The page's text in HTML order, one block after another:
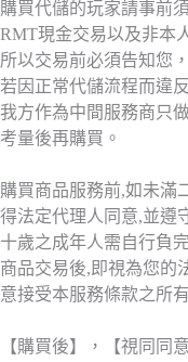
購買代儲的玩家請事前
RMT現金交易以及非本
所以交易前必須告知您
若因正常代儲流程而違
我方作為中間服務商只
考量後再購買。
購買商品服務前,如未滿
得法定代理人同意,並遵
十歲之成年人需自行負
商品交易後,即視為您的
意接受本服務條款之所
【購買後】，【視同同